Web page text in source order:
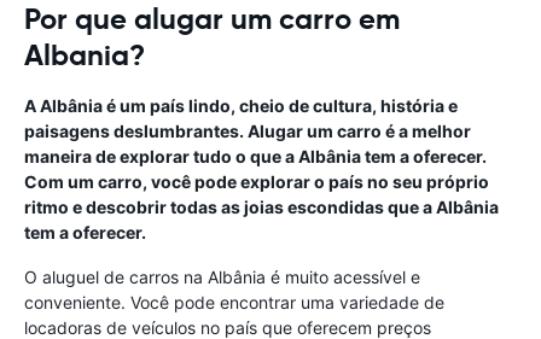
Por que alugar um carro em
Albania?
A Albânia é um país lindo, cheio de cultura, história e
paisagens deslumbrantes. Alugar um carro é a melhor
maneira de explorar tudo o que a Albânia tem a oferecer.
Com um carro, você pode explorar o país no seu próprio
ritmo e descobrir todas as joias escondidas que a Albânia
tem a oferecer.
O aluguel de carros na Albânia é muito acessível e
conveniente. Você pode encontrar uma variedade de
locadoras de veículos no país que oferecem preços